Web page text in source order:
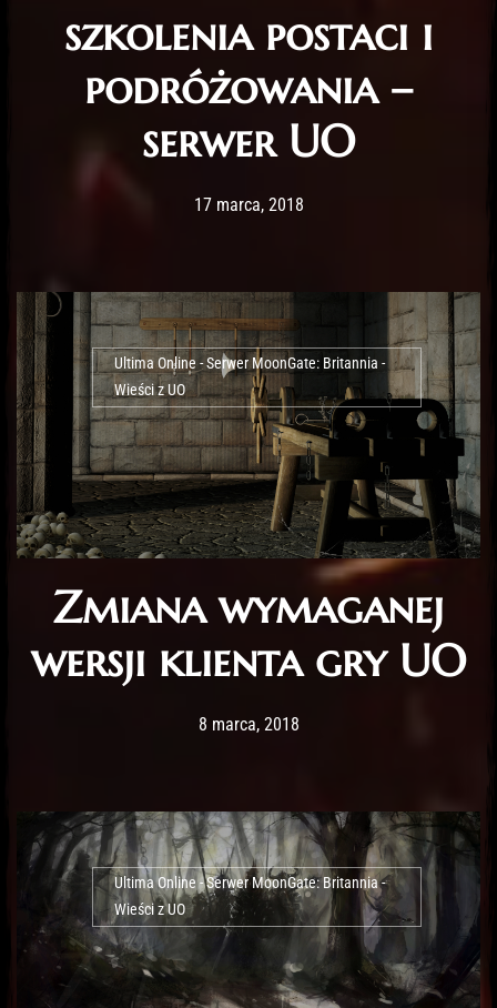
szkolenia postaci i
podróżowania –
serwer UO
Post has published by
17 marca, 201811 lutego, 2020
Ultima Online - Serwer MoonGate: Britannia -
Wieści z UO
Zmiana wymaganej
wersji klienta gry UO
Post has published by
8 marca, 201811 lutego, 2020
Ultima Online - Serwer MoonGate: Britannia -
Wieści z UO